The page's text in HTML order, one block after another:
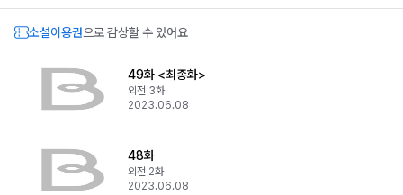
소설이용권으로 감상할 수 있어요
49화 <최종화>
외전 3화
2023.06.08
48화
외전 2화
2023.06.08